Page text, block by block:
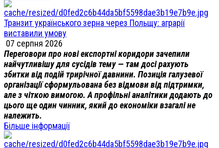
Транзит українського зерна через Польщу: аграрії
виставили умову
07 серпня 2026
Переговори про нові експортні коридори зачепили
найчутливішу для сусідів тему — там досі рахують
збитки від подій трирічної давнини. Позиція галузевої
організації сформульована без відмови від підтримки,
але з чіткою вимогою. А профільні аналітики додають до
цього ще один чинник, який до економіки взагалі не
належить.
Більше інформації